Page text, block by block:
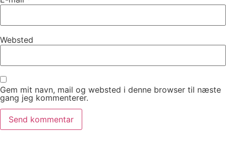
Websted
Gem mit navn, mail og websted i denne browser til næste
gang jeg kommenterer.